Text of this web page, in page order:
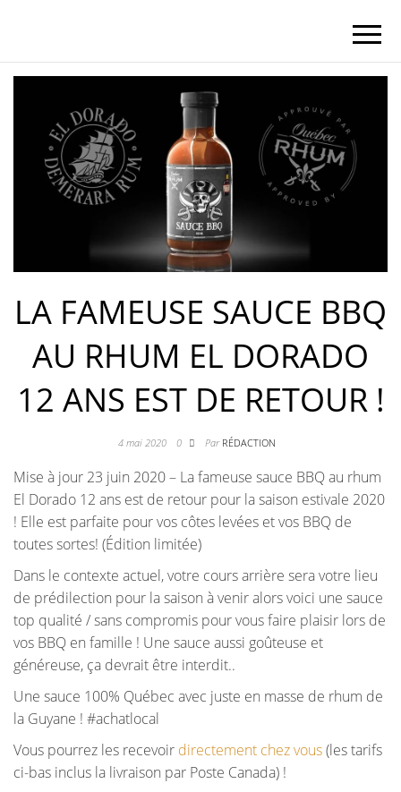
LA FAMEUSE SAUCE BBQ
AU RHUM EL DORADO
12 ANS EST DE RETOUR !
4 mai 2020 0 Par RÉDACTION
Mise à jour 23 juin 2020 – La fameuse sauce BBQ au rhum
El Dorado 12 ans est de retour pour la saison estivale 2020
! Elle est parfaite pour vos côtes levées et vos BBQ de
toutes sortes! (Édition limitée)
Dans le contexte actuel, votre cours arrière sera votre lieu
de prédilection pour la saison à venir alors voici une sauce
top qualité / sans compromis pour vous faire plaisir lors de
vos BBQ en famille ! Une sauce aussi goûteuse et
généreuse, ça devrait être interdit..
Une sauce 100% Québec avec juste en masse de rhum de
la Guyane ! #achatlocal
Vous pourrez les recevoir directement chez vous(les tarifs
ci-bas inclus la livraison par Poste Canada) !